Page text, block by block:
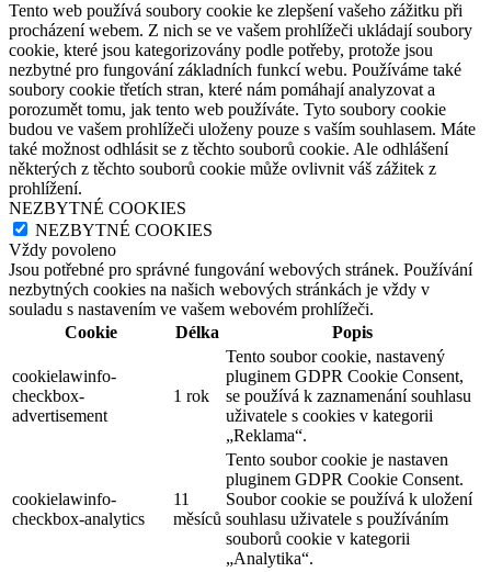
Tento web používá soubory cookie ke zlepšení vašeho zážitku při
procházení webem. Z nich se ve vašem prohlížeči ukládají soubory
cookie, které jsou kategorizovány podle potřeby, protože jsou
nezbytné pro fungování základních funkcí webu. Používáme také
soubory cookie třetích stran, které nám pomáhají analyzovat a
porozumět tomu, jak tento web používáte. Tyto soubory cookie
budou ve vašem prohlížeči uloženy pouze s vaším souhlasem. Máte
také možnost odhlásit se z těchto souborů cookie. Ale odhlášení
některých z těchto souborů cookie může ovlivnit váš zážitek z
prohlížení.
NEZBYTNÉ COOKIES
NEZBYTNÉ COOKIES
Vždy povoleno
Jsou potřebné pro správné fungování webových stránek. Používání
nezbytných cookies na našich webových stránkách je vždy v
souladu s nastavením ve vašem webovém prohlížeči.
Cookie
Délka Popis
cookielawinfo-
checkbox-
advertisement
1 rok
Tento soubor cookie, nastavený
pluginem GDPR Cookie Consent,
se používá k zaznamenání souhlasu
uživatele s cookies v kategorii
„Reklama“.
cookielawinfo-
checkbox-analytics
11
měsíců
Tento soubor cookie je nastaven
pluginem GDPR Cookie Consent.
Soubor cookie se používá k uložení
souhlasu uživatele s používáním
souborů cookie v kategorii
„Analytika“.